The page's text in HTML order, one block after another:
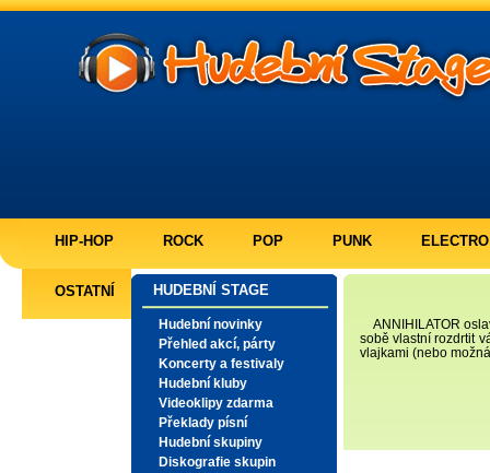
HIP-HOP ROCK POP PUNK ELECTRO
OSTATNÍ HUDEBNÍ STAGE
Hudební novinky
Přehled akcí, párty
Koncerty a festivaly
Hudební kluby
Videoklipy zdarma
Překlady písní
Hudební skupiny
Diskografie skupin
ANNIHILATOR
sobě vlastní rozdrtit
vlajkami (nebo